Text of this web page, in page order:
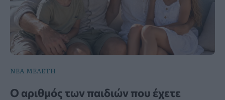
ΝΕΑ ΜΕΛΕΤΗ
Ο αριθμός των παιδιών που έχετε